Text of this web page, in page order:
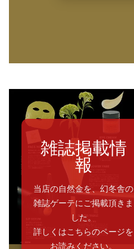
雑誌掲載情
報
当店の自然金を、幻冬舎の
雑誌ゲーテにご掲載頂きま
した。
詳しくはこちらのページを
お読みください。